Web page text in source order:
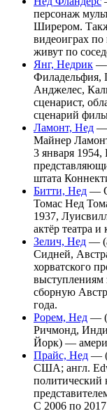
персонаж
Ширером.
видеоиграх
живут по
Янг, Недрик —
Филадельфия,
Анджелес,
сценарист,
сценарий
Ламонт, Нед —
Майнер
3 января
штата
Битти, Нед — О
Томас Нед
1937,
актёр театра и
Зелич, Нед —
Сидней,
хорватского
выступлениям
сборную
года.
Рорем, Нед —
Ричмонд,
Йорк) —
Прайс, Нед —
США; англ.
политический
С 2006 по